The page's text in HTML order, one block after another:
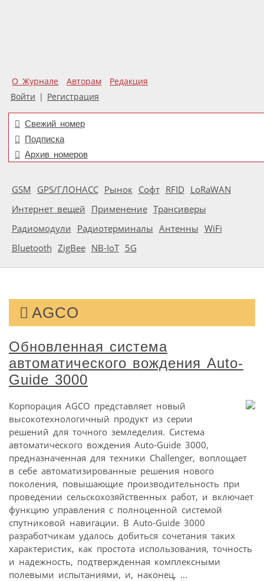
О Журнале Авторам
Редакция
Войти | Регистрация
Свежий номер
Подписка
Архив номеров
GSM GPS/ГЛОНАСС Рынок Софт RFID LoRaWAN
Интернет вещей Применение Трансиверы
Радиомодули Радиотерминалы Антенны WiFi
Bluetooth ZigBee NB-IoT 5G
AGCO
Обновленная система
автоматического вождения Auto-
Guide 3000
Корпорация AGCO представляет новый
высокотехнологичный продукт из серии
решений для точного земледелия. Система
автоматического вождения Auto-Guide 3000,
предназначенная для техники Challenger, воплощает
в себе автоматизированные решения нового
поколения, повышающие производительность при
проведении сельскохозяйственных работ, и включает
функцию управления с полноценной системой
спутниковой навигации. В Auto-Guide 3000
разработчикам удалось добиться сочетания таких
характеристик, как простота использования, точность
и надежность, подтвержденная комплексными
полевыми испытаниями, и, наконец, ...